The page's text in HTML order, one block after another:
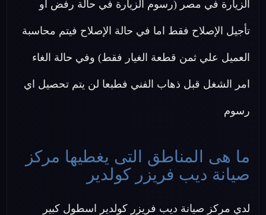
الزيارة في مصر (رسوم الزيارة في حالة رفض او
تأجيل الإصلاح فقط اما في حالة الإصلاح فيتم محاسبة
العميل علي ثمن قطعة الغيار فقط) وفي حالة الغاء
امر الشغل قبل ذهاب الفني فطبعا لن يتم تحصيل اي
رسوم
ما هى المناطق التى يغطيها مركز
صيانة ديب فريزر كولدير
لدي مركز صيانة ديب فريزر كولدير اسطول كبير